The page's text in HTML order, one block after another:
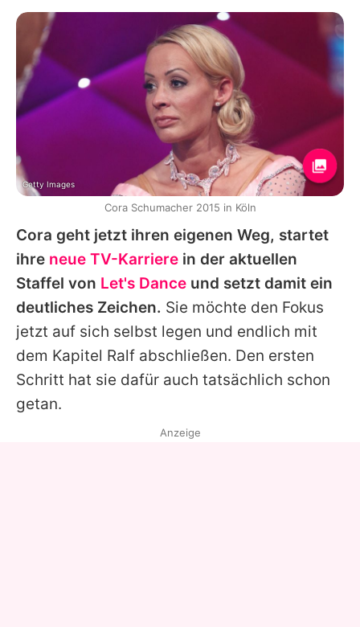
Cora geht jetzt ihren eigenen Weg, startet
ihre neue TV-Karriere in der aktuellen
Staffel von Let's Dance und setzt damit ein
deutliches Zeichen. Sie möchte den Fokus
jetzt auf sich selbst legen und endlich mit
dem Kapitel Ralf abschließen. Den ersten
Schritt hat sie dafür auch tatsächlich schon
getan.
Getty Images
Cora Schumacher 2015 in Köln
Anzeige